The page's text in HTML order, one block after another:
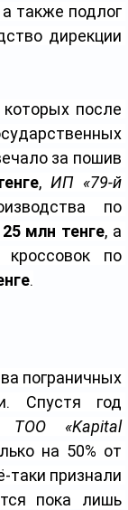
также подлог
дирекции
после
за пошив
, ИП «79-й
по
25 млн тенге, а
по
.
пограничных
Спустя год
ТОО «Kapital
на 50% от
таки признали
пока лишь